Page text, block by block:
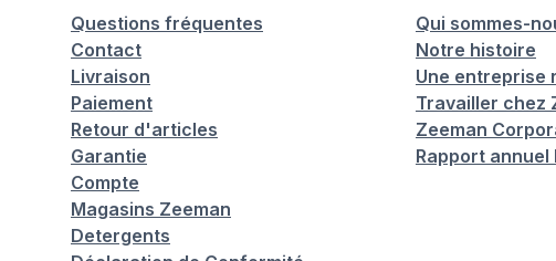
Questions fréquentes
Contact
Livraison
Paiement
Retour d'articles
Garantie
Compte
Magasins Zeeman
Detergents
Qui sommes-
Notre histoire
Une entreprise
Travailler chez
Zeeman
Rapport annuel